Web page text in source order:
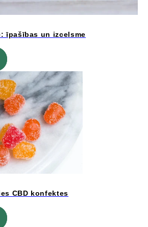
īpašības un izcelsme
CBD konfektes